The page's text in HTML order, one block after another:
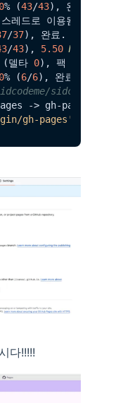
% (43/43
레드로 이용됨
/37), 완료.
/43), 5.50 MiB
타 0), 팩 재사용
% (6/6
gh-pages'
다!!!!!